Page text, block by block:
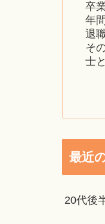
卒
年
退職
そ
士
最近
20代後